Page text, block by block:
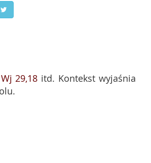
Wj 29,18 itd. Kontekst wyjaśnia